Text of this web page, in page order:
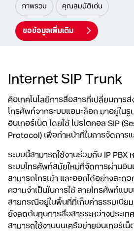
ภาพรวม คุณสมบัติเด่น
ขอข้อมูลเพิ่มเติม
Internet SIP Trunk
คือเทคโนโลยีการสื่อสารที่เปลี่ยนการ
โทรศัพท์จากระบบแอนะล็อก มาอยู่ใน
อินเทอร์เน็ต โดยใช้ โปรโตคอล SIP
Protocol) เพื่อทำหน้าที่ในการจัดการ
ระบบนี้สามารถใช้งานร่วมกับ IP PBX
ระบบโทรศัพท์สมัยใหม่ที่จัดการผ่านอิน
สามารถโทรเข้า และออกได้อย่างสะ
ความจำเป็นในการใช้ สายโทรศัพท์แบ
สายกรณีอยู่ในพื้นที่ที่เก็บค่าธรรมเนีย
ยังลดต้นทุนการสื่อสารระหว่างประเท
สามารถใช้งานบนเครือข่ายอินเทอร์เน็